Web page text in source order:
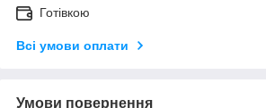
Готівкою
Всі умови оплати
Умови повернення